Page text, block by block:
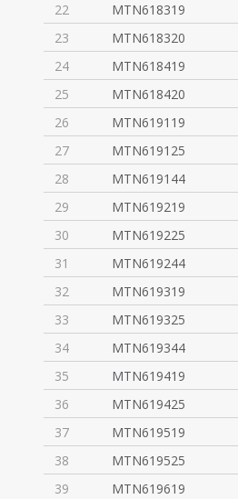
22 MTN618319
23 MTN618320
24 MTN618419
25 MTN618420
26 MTN619119
27 MTN619125
28 MTN619144
29 MTN619219
30 MTN619225
31 MTN619244
32 MTN619319
33 MTN619325
34 MTN619344
35 MTN619419
36 MTN619425
37 MTN619519
38 MTN619525
39 MTN619619